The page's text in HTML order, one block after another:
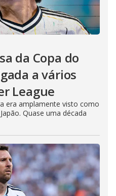
da Copa do
a vários
League
era amplamente visto como
Quase uma década